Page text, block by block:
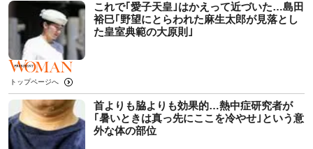
これで｢愛子天皇｣はかえって近づいた…島田
裕巳｢野望にとらわれた麻生太郎が見落とし
た皇室典範の大原則｣
トップページへ
首よりも脇よりも効果的…熱中症研究者が
｢暑いときは真っ先にここを冷やせ｣という意
外な体の部位